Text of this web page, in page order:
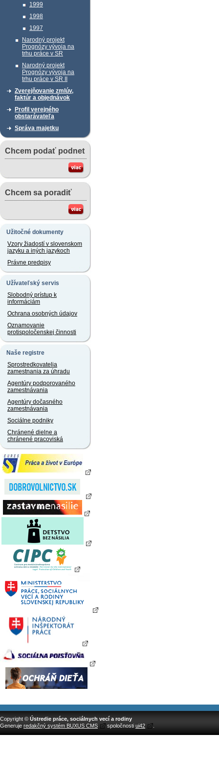
1999
1998
1997
Narodný projekt
Prognózy vývoja na
trhu práce v SR
Narodný projekt
Prognózy vývoja na
trhu práce v SR II
Zverejňovanie zmlúv,
faktúr a objednávok
Profil verejného
obstarávateľa
Správa majetku
Chcem podať podnet
Chcem sa poradiť
Užitočné dokumenty
Vzory žiadostí v slovenskom
jazyku a iných jazykoch
Právne predpisy
Užívateľský servis
Slobodný prístup k
informáciám
Ochrana osobných údajov
Oznamovanie
protispoločenskej činnosti
Naše registre
Sprostredkovatelia
zamestnania za úhradu
Agentúry podporovaného
zamestnávania
Agentúry dočasného
zamestnávania
Sociálne podniky
Chránené dielne a
chránené pracoviská
Copyright © Ústredie práce, sociálnych vecí a rodiny
Generuje redakčný systém BUXUS CMS spoločnosti ui42